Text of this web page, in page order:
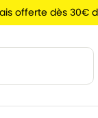
offerte dès 30€